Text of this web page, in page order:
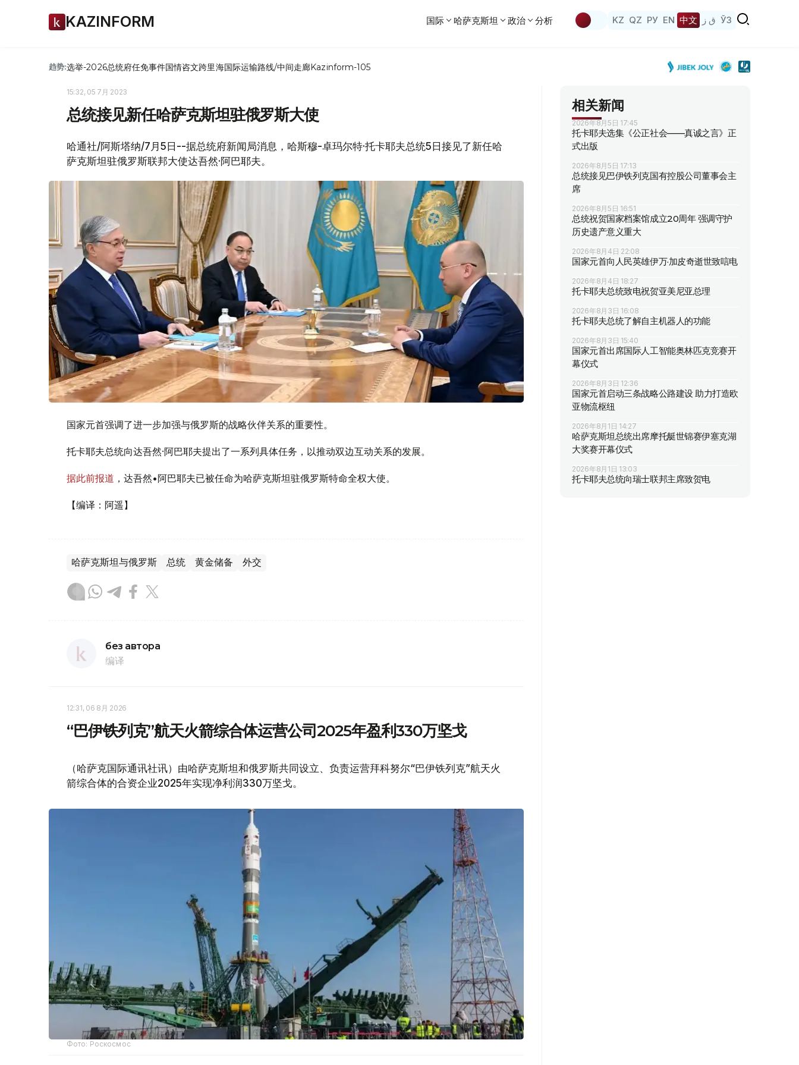
KAZINFORM 国际 哈萨克斯坦 政治 分析 KZ QZ РУ EN 中文 ق ز ЎЗ
趋势:选举-2026总统府任免事件国情咨文跨里海国际运输路线/中间走廊Kazinform-105
15:32, 05 7月 2023
总统接见新任哈萨克斯坦驻俄罗斯大使
哈通社/阿斯塔纳/7月5日--据总统府新闻局消息，哈斯穆-卓玛尔特·托卡耶夫总统5日接见了新任哈
萨克斯坦驻俄罗斯联邦大使达吾然·阿巴耶夫。
国家元首强调了进一步加强与俄罗斯的战略伙伴关系的重要性。
托卡耶夫总统向达吾然·阿巴耶夫提出了一系列具体任务，以推动双边互动关系的发展。
据此前报道 ，达吾然•阿巴耶夫已被任命为哈萨克斯坦驻俄罗斯特命全权大使。
【编译：阿遥】
哈萨克斯坦与俄罗斯 总统 黄金储备 外交
без автора
编译
12:31, 06 8月 2026
“巴伊铁列克”航天火箭综合体运营公司2025年盈利330万坚戈
（哈萨克国际通讯社讯）由哈萨克斯坦和俄罗斯共同设立、负责运营拜科努尔“巴伊铁列克”航天火
箭综合体的合资企业2025年实现净利润330万坚戈。
Фото: Роскосмос
相关新闻
2026年8月5日 17:45
托卡耶夫选集《公正社会——真诚之言》正
式出版
2026年8月5日 17:13
总统接见巴伊铁列克国有控股公司董事会主
席
2026年8月5日 16:51
总统祝贺国家档案馆成立20周年 强调守护
历史遗产意义重大
2026年8月4日 22:08
国家元首向人民英雄伊万·加皮奇逝世致唁电
2026年8月4日 18:27
托卡耶夫总统致电祝贺亚美尼亚总理
2026年8月3日 16:08
托卡耶夫总统了解自主机器人的功能
2026年8月3日 15:40
国家元首出席国际人工智能奥林匹克竞赛开
幕仪式
2026年8月3日 12:36
国家元首启动三条战略公路建设 助力打造欧
亚物流枢纽
2026年8月1日 14:27
哈萨克斯坦总统出席摩托艇世锦赛伊塞克湖
大奖赛开幕仪式
2026年8月1日 13:03
托卡耶夫总统向瑞士联邦主席致贺电